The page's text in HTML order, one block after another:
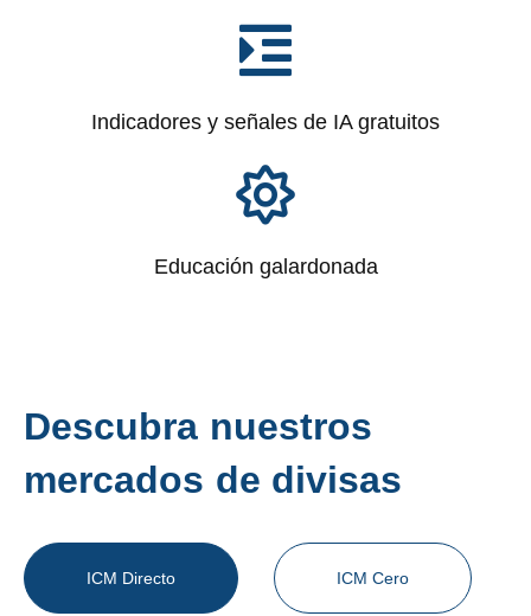
Indicadores y señales de IA gratuitos
Educación galardonada
Descubra nuestros
mercados de divisas
ICM Directo ICM Cero